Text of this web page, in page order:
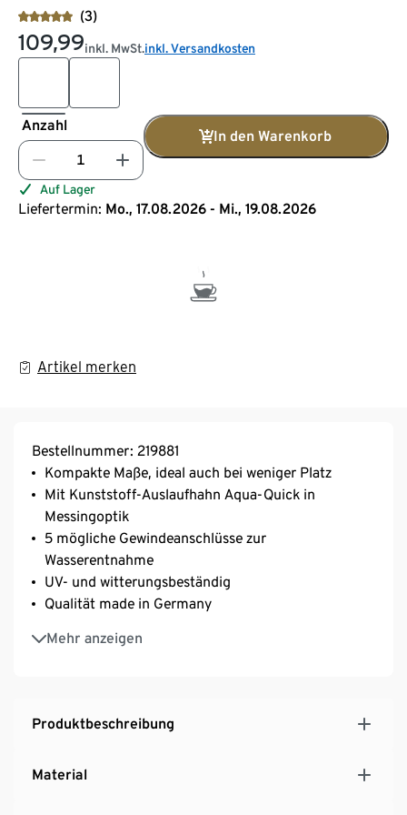
(3)
109,99inkl. MwSt.inkl. Versandkosten
Anzahl
In den Warenkorb
Auf Lager
Liefertermin: Mo., 17.08.2026 - Mi., 19.08.2026
Artikel merken
Bestellnummer: 219881
Kompakte Maße, ideal auch bei weniger Platz
Mit Kunststoff-Auslaufhahn Aqua-Quick in
Messingoptik
5 mögliche Gewindeanschlüsse zur
Wasserentnahme
UV- und witterungsbeständig
Qualität made in Germany
Mehr anzeigen
100% recycelbar
Produktbeschreibung
Material